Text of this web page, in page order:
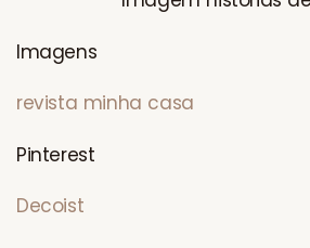
Imagens
revista minha casa
Pinterest
Decoist